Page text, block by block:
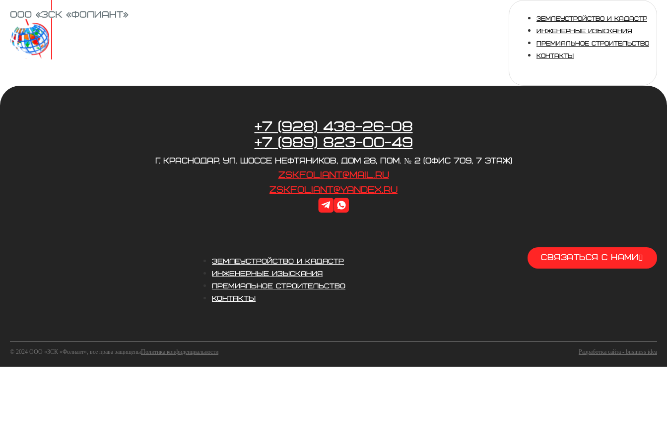
ЗЕМЛЕУСТРОЙСТВО И КАДАСТР
ИНЖЕНЕРНЫЕ ИЗЫСКАНИЯ
ПРЕМИАЛЬНОЕ СТРОИТЕЛЬСТВО
КОНТАКТЫ
+7 (928) 438-26-08
+7 (989) 823-00-49
г. Краснодар, ул. Шоссе Нефтяников, дом 28, пом. № 2 (офис 709, 7 этаж)
zskfoliant@mail.ru
zskfoliant@yandex.ru
ЗЕМЛЕУСТРОЙСТВО И КАДАСТР
ИНЖЕНЕРНЫЕ ИЗЫСКАНИЯ
ПРЕМИАЛЬНОЕ СТРОИТЕЛЬСТВО
КОНТАКТЫ
СВЯЗАТЬСЯ С НАМИ
© 2024 ООО «ЗСК «Фолиант», все права защищены Политика конфиденциальности Разработка сайта - business idea